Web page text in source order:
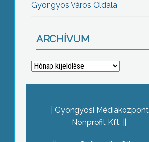
Gyöngyös Város Oldala
ARCHÍVUM
Archívum
Gyöngyösi Médiaközpont
Nonprofit Kft.